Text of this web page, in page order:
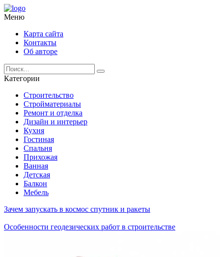
Меню
Карта сайта
Контакты
Об авторе
Категории
Строительство
Стройматериалы
Ремонт и отделка
Дизайн и интерьер
Кухня
Гостиная
Спальня
Прихожая
Ванная
Детская
Балкон
Мебель
Зачем запускать в космос спутник и ракеты
Особенности геодезических работ в строительстве